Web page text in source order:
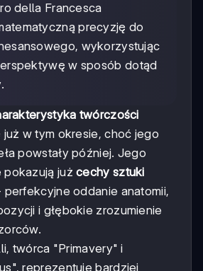
della Francesca
precyzję do
wykorzystując
w sposób dotąd
twórczości
w tym okresie, choć jego
powstały później. Jego
pokazują jużcechy sztuki
perfekcyjne oddanie anatomii,
i głębokie zrozumienie
twórca "Primavery" i
reprezentuje bardziej